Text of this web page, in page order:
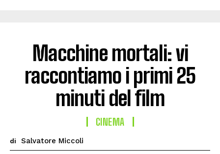
Macchine mortali: vi
raccontiamo i primi 25
minuti del film
CINEMA
di Salvatore Miccoli